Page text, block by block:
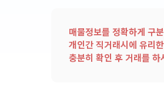
매물정보를 정확하게 구
개인간 직거래시에 유리
충분히 확인 후 거래를